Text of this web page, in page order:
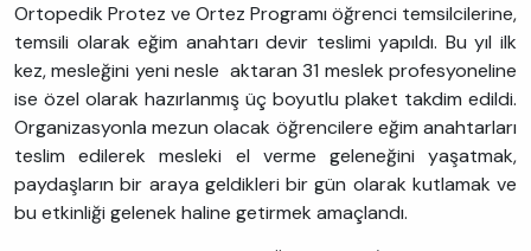
Ortopedik Protez ve Ortez Programı öğrenci temsilcilerine,
temsili olarak eğim anahtarı devir teslimi yapıldı. Bu yıl ilk
kez, mesleğini yeni nesle aktaran 31 meslek profesyoneline
ise özel olarak hazırlanmış üç boyutlu plaket takdim edildi.
Organizasyonla mezun olacak öğrencilere eğim anahtarları
teslim edilerek mesleki el verme geleneğini yaşatmak,
paydaşların bir araya geldikleri bir gün olarak kutlamak ve
bu etkinliği gelenek haline getirmek amaçlandı.